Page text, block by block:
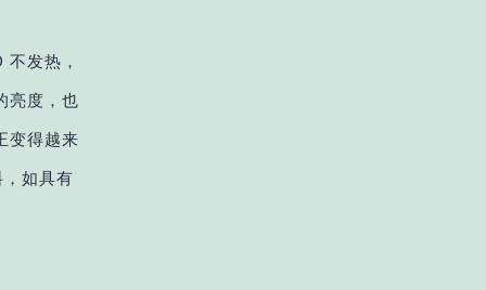
不发热，
亮度，也
变得越来
如具有